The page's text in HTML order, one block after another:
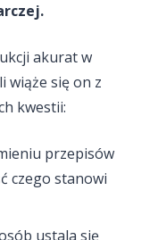
akurat w
wiąże się on z
kwestii:
przepisów
czego stanowi
ustala się